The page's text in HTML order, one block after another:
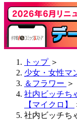
トップ ＞
少女・女性マ
＆フラワー ＞
社内ビッチち
【マイクロ】
社内ビッチち